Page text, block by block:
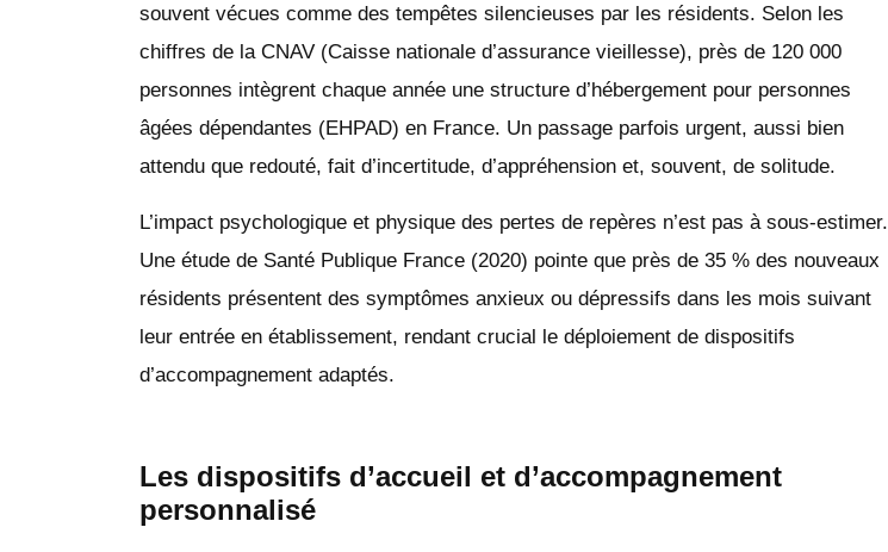
souvent vécues comme des tempêtes silencieuses par les résidents. Selon les
chiffres de la CNAV (Caisse nationale d’assurance vieillesse), près de 120 000
personnes intègrent chaque année une structure d’hébergement pour personnes
âgées dépendantes (EHPAD) en France. Un passage parfois urgent, aussi bien
attendu que redouté, fait d’incertitude, d’appréhension et, souvent, de solitude.
L’impact psychologique et physique des pertes de repères n’est pas à sous-estimer.
Une étude de Santé Publique France (2020) pointe que près de 35 % des nouveaux
résidents présentent des symptômes anxieux ou dépressifs dans les mois suivant
leur entrée en établissement, rendant crucial le déploiement de dispositifs
d’accompagnement adaptés.
Les dispositifs d’accueil et d’accompagnement
personnalisé